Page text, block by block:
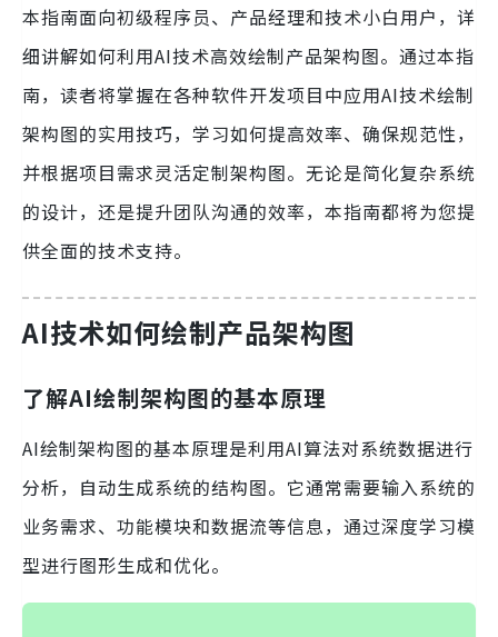
本指南面向初级程序员、产品经理和技术小白用户，详
细讲解如何利用AI技术高效绘制产品架构图。通过本指
南，读者将掌握在各种软件开发项目中应用AI技术绘制
架构图的实用技巧，学习如何提高效率、确保规范性，
并根据项目需求灵活定制架构图。无论是简化复杂系统
的设计，还是提升团队沟通的效率，本指南都将为您提
供全面的技术支持。
AI技术如何绘制产品架构图
了解AI绘制架构图的基本原理
AI绘制架构图的基本原理是利用AI算法对系统数据进行
分析，自动生成系统的结构图。它通常需要输入系统的
业务需求、功能模块和数据流等信息，通过深度学习模
型进行图形生成和优化。